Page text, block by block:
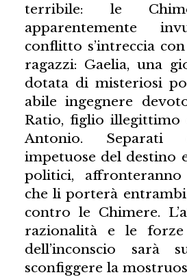
terribile: le
apparentemente
conflitto s’intreccia
ragazzi: Gaelia, una
dotata di misteriosi
abile ingegnere
Ratio, figlio illegittimo
Antonio. Separati
impetuose del destino
politici,
che li porterà
contro le Chimere.
razionalità e le forze
dell’inconscio sarà
sconfiggere la